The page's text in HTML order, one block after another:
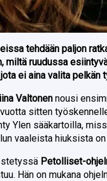
tehdään paljon
miltä ruudussa
ei aina valita pelkän
Valtonen nousi
sitten
Ylen sääkartoilla,
vaaleista hiuksista
Petolliset-
Hän on mukana